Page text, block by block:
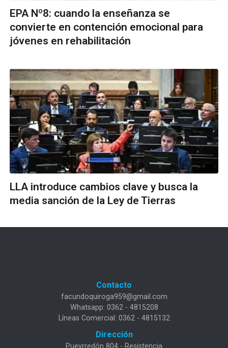
EPA Nº8: cuando la enseñanza se
convierte en contención emocional para
jóvenes en rehabilitación
LLA introduce cambios clave y busca la
media sanción de la Ley de Tierras
Contacto
facundoquiroga959@gmail.com
Whatsapp: 0362 - 4815208
Líneas Comercial: 0362 - 4815132
Dirección
Pueyrredón 804 - Resistencia